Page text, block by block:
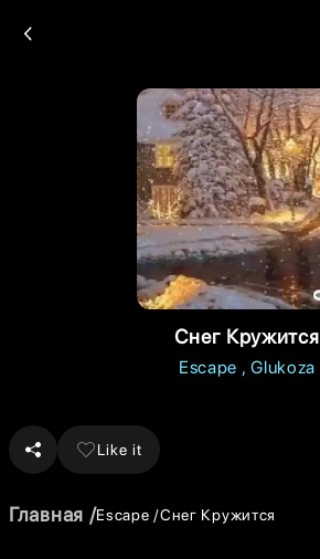
Снег Кружится
Escape Glukoza
Like it
Главная Escape Снег Кружится